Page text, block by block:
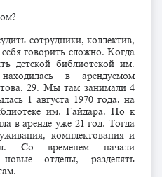
сотрудники, коллектив,
говорить сложно. Когда
детской библиотекой им.
в арендуемом
29. Мы там занимали 4
1 августа 1970 года, на
им. Гайдара. Но к
в аренде уже 21 год. Тогда
комплектования и
Со временем начали
новые отделы, разделять